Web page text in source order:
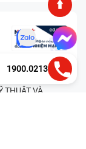
THUẬT VÀ
1900.0213